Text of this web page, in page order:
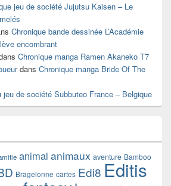
jeu de société Jujutsu Kaisen – Le
Chronique bande dessinée L’Académie
encombrant
Chronique manga Ramen Akaneko T7
dans Chronique manga Bride Of The
jeu de société Subbuteo France – Belgique
animal animaux aventure Bamboo
Bragelonne cartes Edi8 Editis